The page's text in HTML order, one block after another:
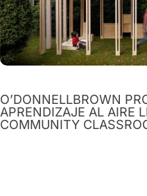
O’DONNELLBROWN
APRENDIZAJE AL AIRE
COMMUNITY